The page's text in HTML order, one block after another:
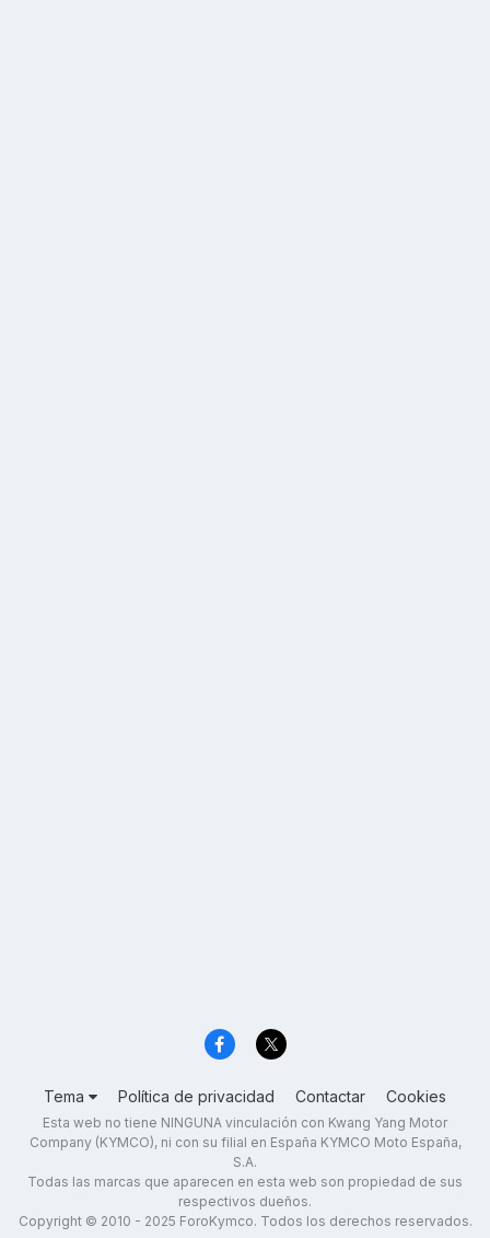
Tema Política de privacidad Contactar Cookies
Esta web no tiene NINGUNA vinculación con Kwang Yang Motor
Company (KYMCO), ni con su filial en España KYMCO Moto España,
S.A.
Todas las marcas que aparecen en esta web son propiedad de sus
respectivos dueños.
Copyright © 2010 - 2025 ForoKymco. Todos los derechos reservados.